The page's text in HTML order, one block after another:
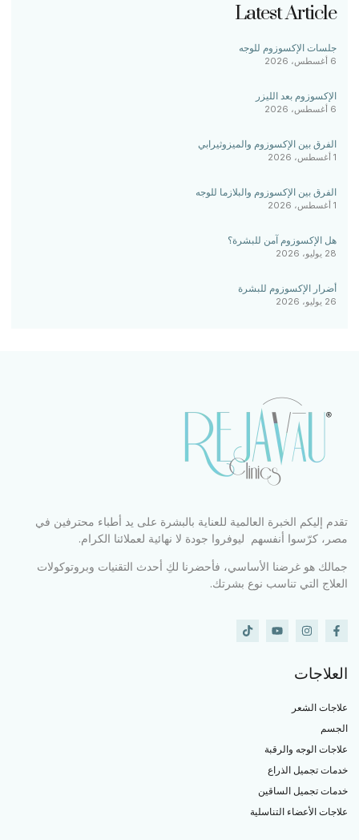
Latest Article
جلسات الإكسوزوم للوجه
6 أغسطس، 2026
الإكسوزوم بعد الليزر
6 أغسطس، 2026
الفرق بين الإكسوزوم والميزوثيرابي
1 أغسطس، 2026
الفرق بين الإكسوزوم والبلازما للوجه
1 أغسطس، 2026
هل الإكسوزوم آمن للبشرة؟
28 يوليو، 2026
أضرار الإكسوزوم للبشرة
26 يوليو، 2026
تقدم إليكم الخبرة العالمية للعناية بالبشرة على يد أطباء محترفين في
مصر، كرّسوا أنفسهم ليوفروا جودة لا نهائية لعملائنا الكرام.
جمالك هو غرضنا الأساسي، فأحضرنا لكِ أحدث التقنيات وبروتوكولات
العلاج التي تناسب نوع بشرتك.
العلاجات
علاجات الشعر
الجسم
علاجات الوجه والرقبة
خدمات تجميل الذراع
خدمات تجميل الساقين
علاجات الأعضاء التناسلية